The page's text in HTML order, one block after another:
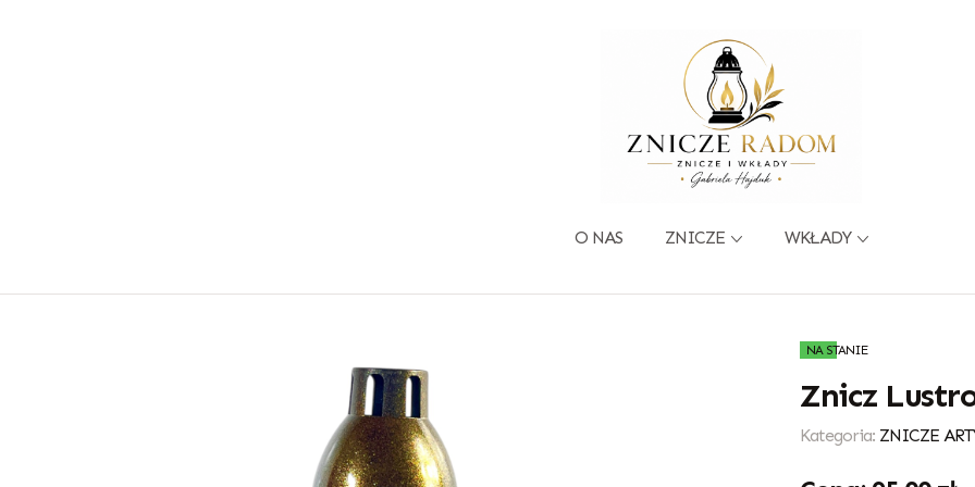
O NAS ZNICZE WKŁADY
NA STANIE
Znicz
Kategoria: ZNICZE